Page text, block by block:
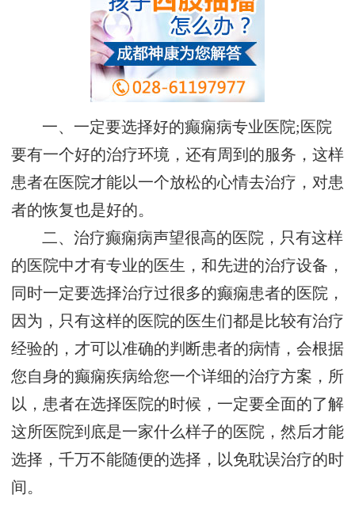
一、一定要选择好的癫痫病专业医院;医院
要有一个好的治疗环境，还有周到的服务，这样
患者在医院才能以一个放松的心情去治疗，对患
者的恢复也是好的。
二、治疗癫痫病声望很高的医院，只有这样
的医院中才有专业的医生，和先进的治疗设备，
同时一定要选择治疗过很多的癫痫患者的医院，
因为，只有这样的医院的医生们都是比较有治疗
经验的，才可以准确的判断患者的病情，会根据
您自身的癫痫疾病给您一个详细的治疗方案，所
以，患者在选择医院的时候，一定要全面的了解
这所医院到底是一家什么样子的医院，然后才能
选择，千万不能随便的选择，以免耽误治疗的时
间。